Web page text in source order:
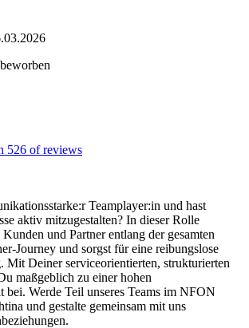
526 of reviews
Teamplayer:in und hast
aktiv mitzugestalten? In dieser Rolle
und Partner entlang der gesamten
Journey und sorgst für eine reibungslose
Mit Deiner serviceorientierten, strukturierten
maßgeblich zu einer hohen
bei. Werde Teil unseres Teams im NFON
und gestalte gemeinsam mit uns